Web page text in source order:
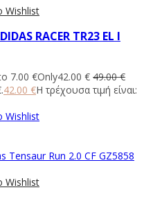
Wishlist
RACER TR23 EL I
7.00 €Only42.00 € 49.00€
42.00 €Η τρέχουσα τιμή είναι:
Wishlist
Wishlist